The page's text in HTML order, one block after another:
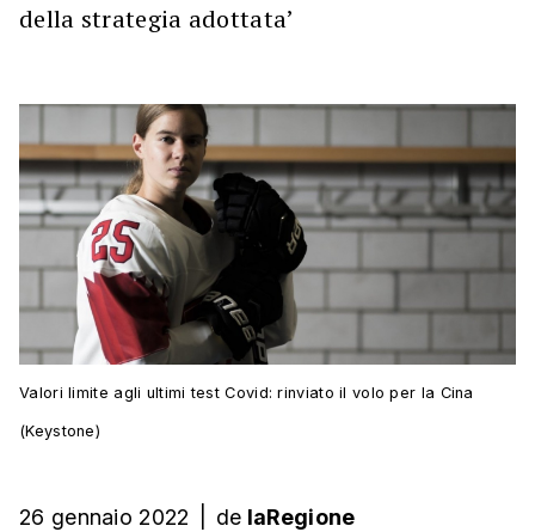
della strategia adottata’
Valori limite agli ultimi test Covid: rinviato il volo per la Cina
(Keystone)
26 gennaio 2022 de laRegione